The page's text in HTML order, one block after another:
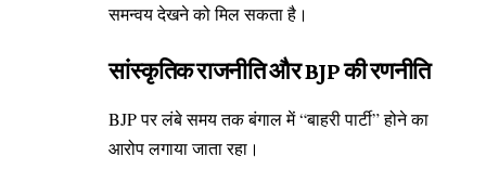
समन्वय देखने को मिल सकता है।
सांस्कृतिक राजनीति और BJP की रणनीति
BJP पर लंबे समय तक बंगाल में “बाहरी पार्टी” होने का
आरोप लगाया जाता रहा।